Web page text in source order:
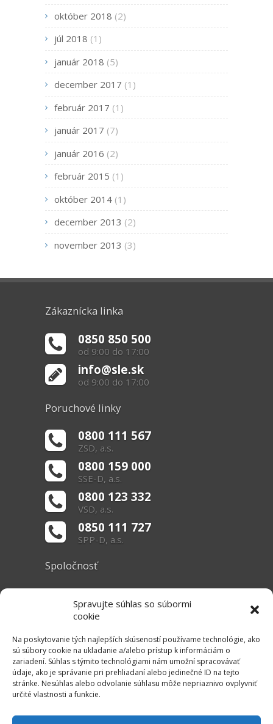
Spravujte súhlas so súbormi
cookie
Na poskytovanie tých najlepších skúseností používame technológie, ako
sú súbory cookie na ukladanie a/alebo prístup k informáciám o
zariadení. Súhlas s týmito technológiami nám umožní spracovávať
údaje, ako je správanie pri prehliadaní alebo jedinečné ID na tejto
stránke. Nesúhlas alebo odvolanie súhlasu môže nepriaznivo ovplyvniť
určité vlastnosti a funkcie.
október 2018 (2)
júl 2018 (1)
január 2018 (5)
december 2017 (1)
február 2017 (1)
január 2017 (7)
január 2016 (2)
február 2015 (1)
október 2014 (1)
december 2013 (2)
november 2013 (3)
Zákaznícka linka
0850 850 500
od 9:00 do 17:00
info@sle.sk
od 9:00 do 17:00
Poruchové linky
0800 111 567
ZSD, a.s.
0800 159 000
SSE-D, a.s.
0800 123 332
VSD, a.s.
0850 111 727
SPP-D, a.s.
Spoločnosť
O nás
Základné informácie
Užitočné linky
Právne informácie